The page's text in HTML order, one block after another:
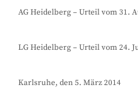
AG Heidelberg – Urteil vom 31.
LG Heidelberg – Urteil vom 24.
Karlsruhe, den 5. März 2014